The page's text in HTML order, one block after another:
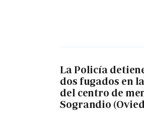
La Policía
dos fugados en
del centro de
Sograndio